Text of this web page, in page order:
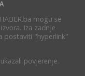
mogu se
Iza zadnje
postaviti "hyperlink"
povjerenje.